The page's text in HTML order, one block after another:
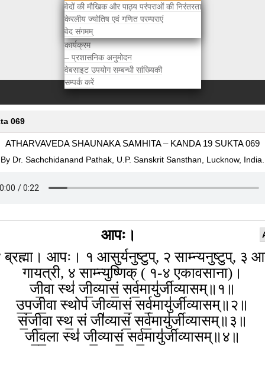
वेदों की मौखिक और पाठ्य परंपराओं की निरंतरता
केरलीय ज्योतिष एवं गणित परम्पराएं
वेद संगमम्
चयनित विद्वानों की सूची
अभिस्वीकृति / प्राप्ति सूचना
कार्यक्रम
– प्रशासनिक अनुमोदन
वेबसाइट उपयोग सम्बन्धी सांख्यिकी
सम्पर्क करें
069
ATHARVAVEDA SHAUNAKA SAMHITA – KANDA 19 SUKTA 069
By Dr. Sachchidanand Pathak, U.P. Sanskrit Sansthan, Lucknow, India.
आपः।
ब्रह्मा। आपः। १ आसुर्यनुष्टुप्, २ साम्न्यनुष्टुप्, ३
गायत्री, ४ साम्न्युष्णिक् ( १-४ एकावसाना)।
जी॒वा स्थ॑ जी॒व्यासं॒ सर्व॒मायु॑र्जीव्यासम्॥१॥
उ॒प॒जी॒वा स्थोप॑ जीव्यासं॒ सर्व॒मायु॑र्जीव्यासम्॥२॥
सं॒जी॒वा स्थ॒ सं जी॑व्यासं॒ सर्व॒मायु॑र्जीव्यासम्॥३॥
जी॒व॒ला स्थ॑ जी॒व्यासं॒ सर्व॒मायु॑र्जीव्यासम्॥४॥